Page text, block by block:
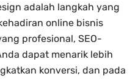
adalah langkah yang
online bisnis
profesional, SEO-
dapat menarik lebih
konversi, dan pada